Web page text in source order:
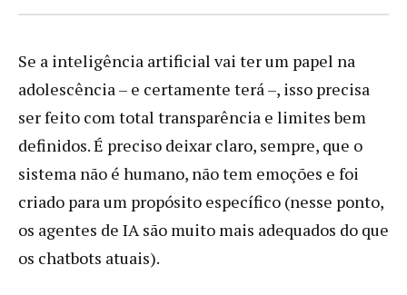
Se a inteligência artificial vai ter um papel na
adolescência – e certamente terá –, isso precisa
ser feito com total transparência e limites bem
definidos. É preciso deixar claro, sempre, que o
sistema não é humano, não tem emoções e foi
criado para um propósito específico (nesse ponto,
os agentes de IA são muito mais adequados do que
os chatbots atuais).